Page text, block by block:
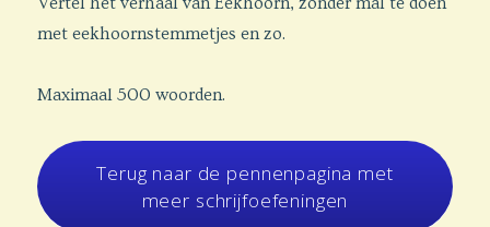
met eekhoornstemmetjes en zo.
Maximaal 500 woorden.
Terug naar de pennenpagina met
meer schrijfoefeningen